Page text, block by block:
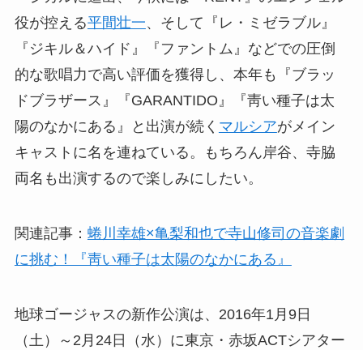
役が控える平間壮一、そして『レ・ミゼラブル』
『ジキル＆ハイド』『ファントム』などでの圧倒
的な歌唱力で高い評価を獲得し、本年も『ブラッ
ドブラザース』『GARANTIDO』『靑い種子は太
陽のなかにある』と出演が続く マルシアがメイン
キャストに名を連ねている。もちろん岸谷、寺脇
両名も出演するので楽しみにしたい。
関連記事： 蜷川幸雄×亀梨和也で寺山修司の音楽劇
に挑む！『靑い種子は太陽のなかにある』
地球ゴージャスの新作公演は、2016年1月9日
（土）～2月24日（水）に東京・赤坂ACTシアター